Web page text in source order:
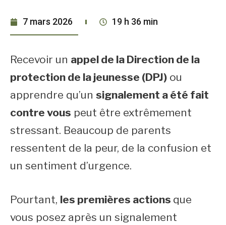
7 mars 2026 19 h 36 min
Recevoir un appel de la Direction de la
protection de la jeunesse (DPJ) ou
apprendre qu’un signalement a été fait
contre vous peut être extrêmement
stressant. Beaucoup de parents
ressentent de la peur, de la confusion et
un sentiment d’urgence.
Pourtant, les premières actions que
vous posez après un signalement